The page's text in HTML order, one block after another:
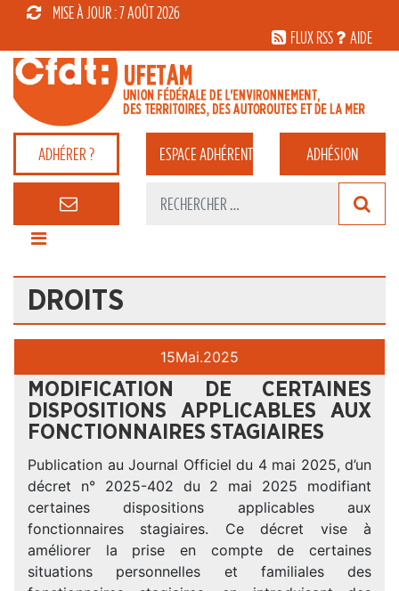
MISE À JOUR : 7 AOÛT 2026
FLUX RSS
AIDE
ADHÉRER ? ESPACEADHÉRENT ADHÉSION
DROITS
15Mai.2025
MODIFICATION DE CERTAINES
DISPOSITIONS APPLICABLES AUX
FONCTIONNAIRES STAGIAIRES
Publication au Journal Officiel du 4 mai 2025, d’un
décret n° 2025-402 du 2 mai 2025 modifiant
certaines dispositions applicables aux
fonctionnaires stagiaires. Ce décret vise à
améliorer la prise en compte de certaines
situations personnelles et familiales des